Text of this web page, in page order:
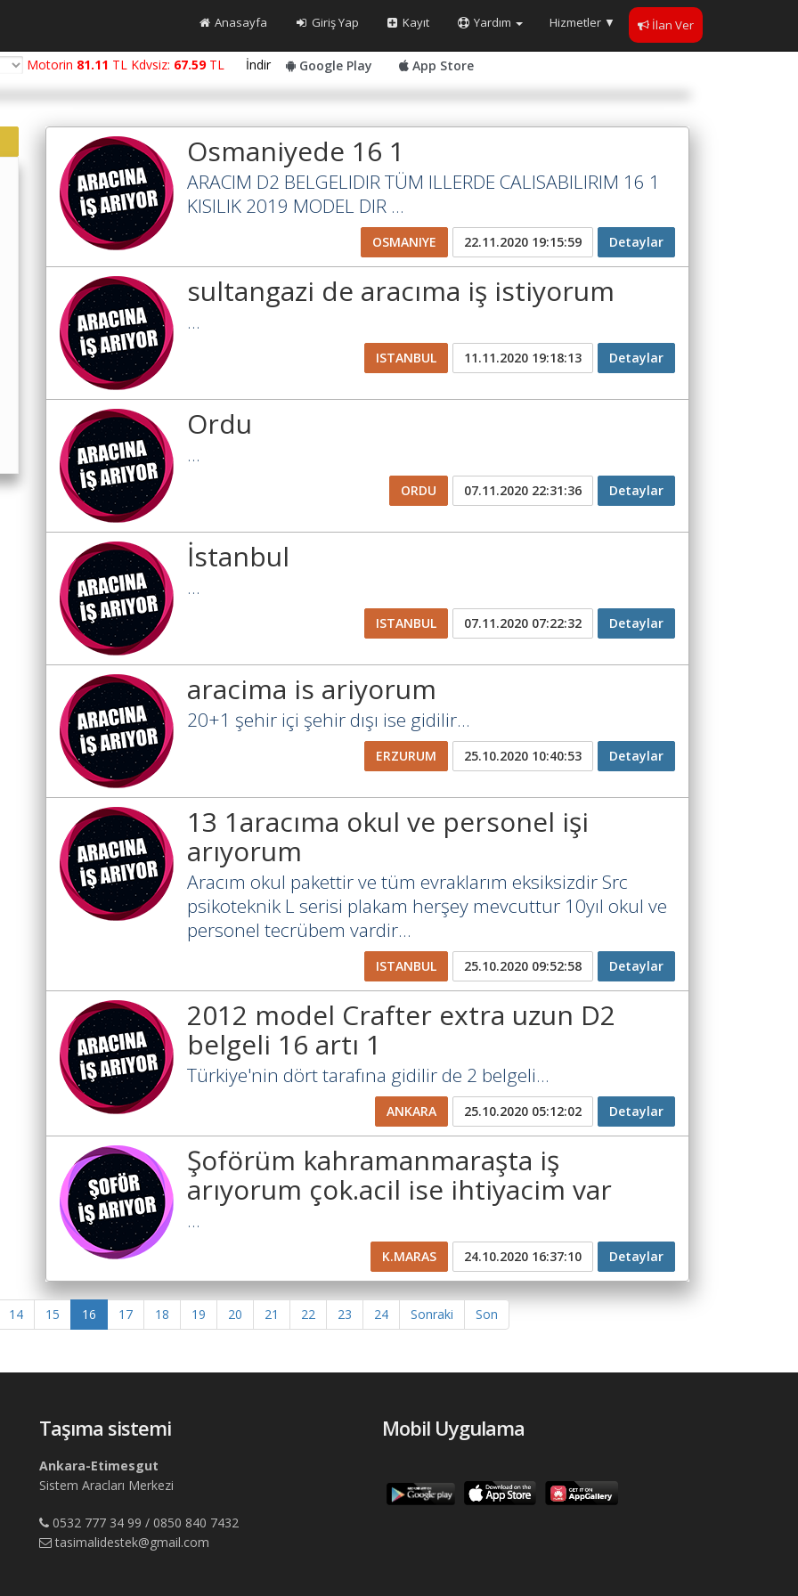
Motorin 81.11 TL Kdvsiz: 67.59TL İndir Google Play App Store
Anasayfa Giriş Yap Kayıt Yardım Hizmetler ▼ İlan Ver
Osmaniyede 16 1
ARACIM D2 BELGELIDIR TÜM ILLERDE CALISABILIRIM 16 1
KISILIK 2019 MODEL DIR ...
OSMANIYE 22.11.2020 19:15:59 Detaylar
sultangazi de aracıma iş istiyorum
...
ISTANBUL 11.11.2020 19:18:13 Detaylar
Ordu
...
ORDU 07.11.2020 22:31:36 Detaylar
İstanbul
...
ISTANBUL 07.11.2020 07:22:32 Detaylar
aracima is ariyorum
20+1 şehir içi şehir dışı ise gidilir...
ERZURUM 25.10.2020 10:40:53 Detaylar
13 1aracıma okul ve personel işi
arıyorum
Aracım okul pakettir ve tüm evraklarım eksiksizdir Src
psikoteknik L serisi plakam herşey mevcuttur 10yıl okul ve
personel tecrübem vardir...
ISTANBUL 25.10.2020 09:52:58 Detaylar
2012 model Crafter extra uzun D2
belgeli 16 artı 1
Türkiye'nin dört tarafına gidilir de 2 belgeli...
ANKARA 25.10.2020 05:12:02 Detaylar
Şoförüm kahramanmaraşta iş
arıyorum çok.acil ise ihtiyacim var
...
K.MARAS 24.10.2020 16:37:10 Detaylar
14 15 16 17 18 19 20 21 22 23 24 Sonraki Son
Taşıma sistemi
Ankara-Etimesgut
Sistem Aracları Merkezi
0532 777 34 99 / 0850 840 7432
tasimalidestek@gmail.com
Mobil Uygulama